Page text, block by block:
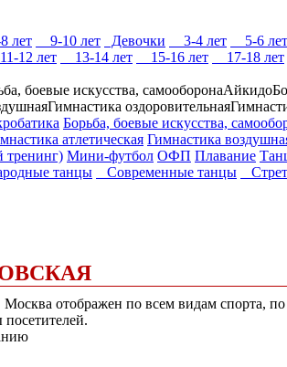
лет 9-10 лет Девочки 3-4 лет 5-6 лет
12 лет 13-14 лет 15-16 лет 17-18 лет
боевые искусства, самооборонаАйкидо
Гимнастика оздоровительная
Борьба, боевые искусства,
атлетическая Гимнастика
тренинг) Мини-футбол ОФП Плавание
танцы Современные танцы
отображен по всем видам спорта,